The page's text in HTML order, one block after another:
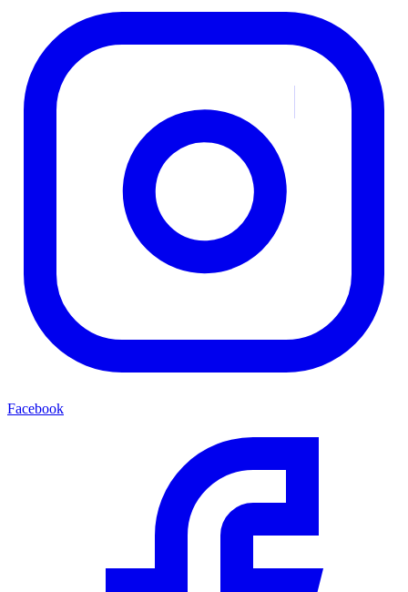
Facebook